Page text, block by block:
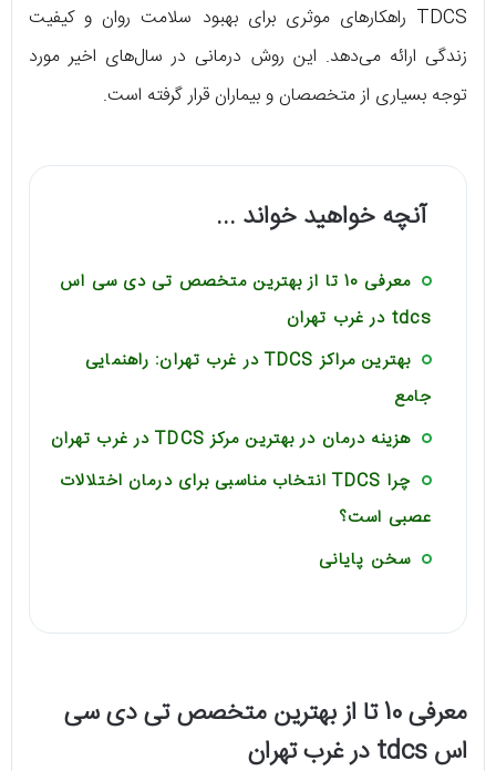
TDCS راهکارهای موثری برای بهبود سلامت روان و کیفیت
زندگی ارائه می‌دهد. این روش درمانی در سال‌های اخیر مورد
توجه بسیاری از متخصصان و بیماران قرار گرفته است.
آنچه خواهید خواند ...
معرفی 10 تا از بهترین متخصص تی دی سی اس
tdcs در غرب تهران
بهترین مراکز TDCS در غرب تهران: راهنمایی
جامع
هزینه درمان در بهترین مرکز TDCS در غرب تهران
چرا TDCS انتخاب مناسبی برای درمان اختلالات
عصبی است؟
سخن پایانی
معرفی 10 تا از بهترین متخصص تی دی سی
اس tdcs در غرب تهران